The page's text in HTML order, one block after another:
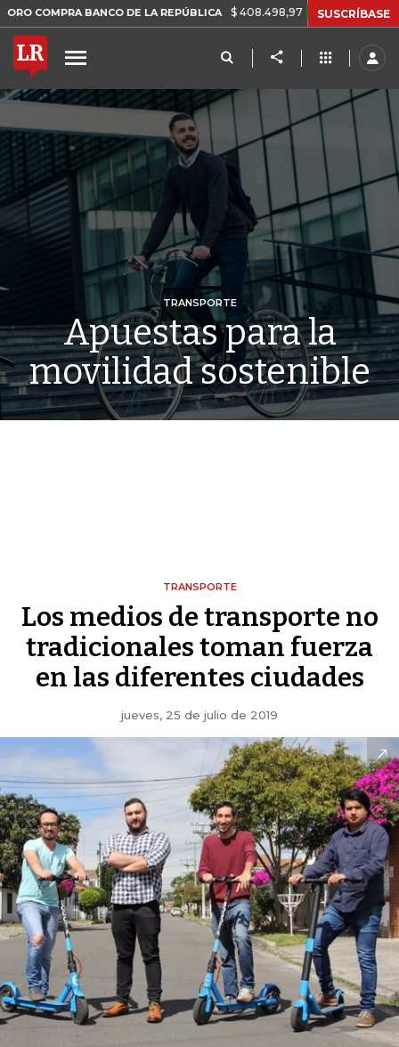
BANCO DE LA REPÚBLICA $ 408.498,97 +$ 8.753,81 +2,19%
SUSCRÍBASE
TRANSPORTE
Apuestas para la
movilidad sostenible
TRANSPORTE
Los medios de transporte no
tradicionales toman fuerza
en las diferentes ciudades
jueves, 25 de julio de 2019